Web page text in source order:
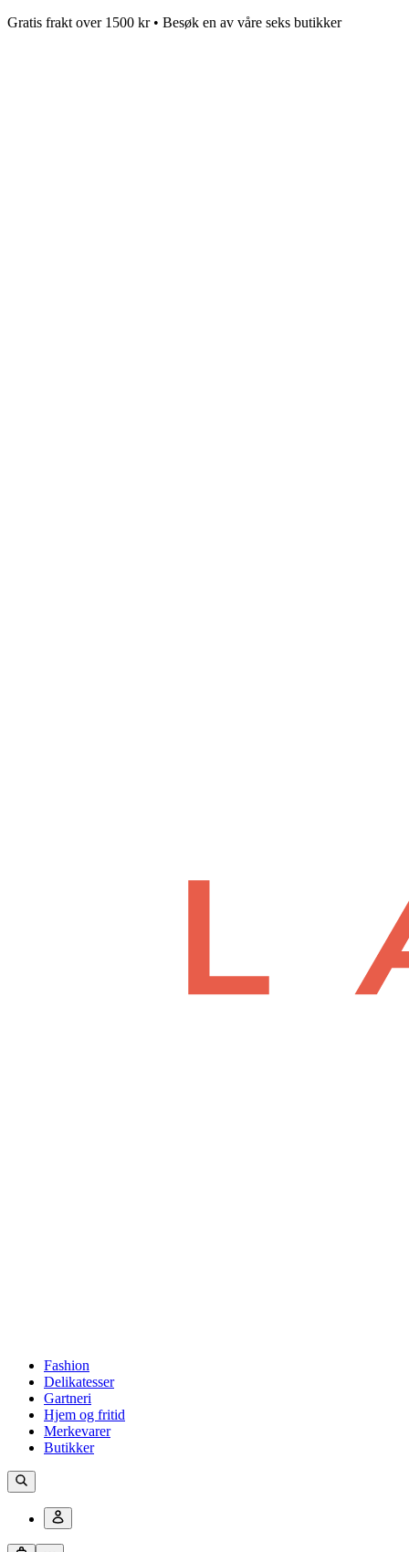
Gratis frakt over 1500 kr • Besøk en av våre seks butikker
Fashion
Delikatesser
Gartneri
Hjem og fritid
Merkevarer
Butikker